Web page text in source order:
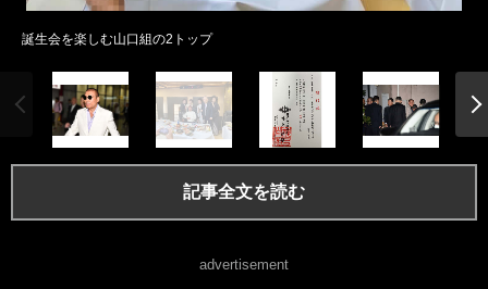
誕生会を楽しむ山口組の2トップ
記事全文を読む
advertisement